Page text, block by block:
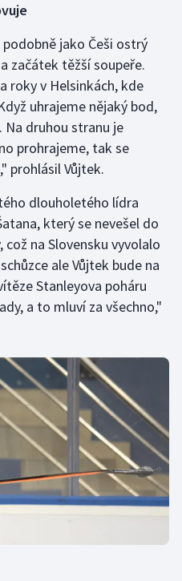
jako Češi ostrý
začátek těžší soupeře.
roky v Helsinkách, kde
uhrajeme nějaký bod,
druhou stranu je
prohrajeme, tak se
prohlásil Vůjtek.
dlouholetého lídra
který se nevešel do
na Slovensku vyvolalo
ale Vůjtek bude na
Stanleyova poháru
a to mluví za všechno,"